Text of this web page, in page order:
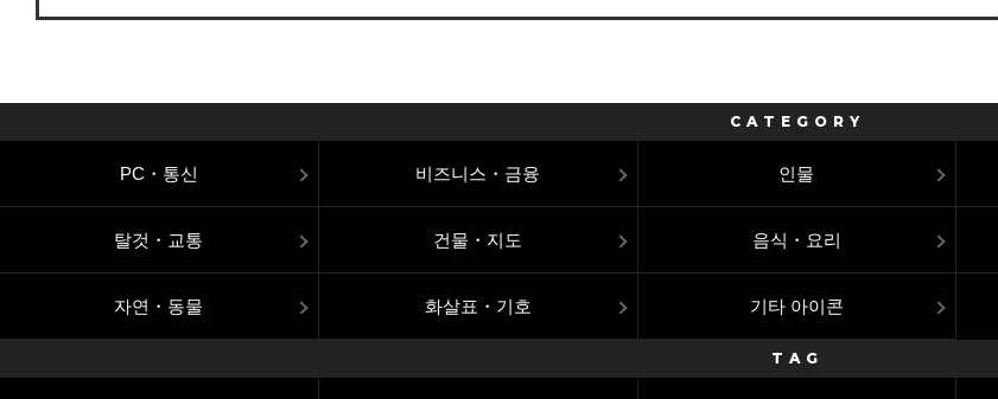
CATEGORY
PC・통신 비즈니스・금융 인물
탈것・교통 건물・지도 음식・요리
자연・동물 화살표・기호 기타 아이콘
TAG